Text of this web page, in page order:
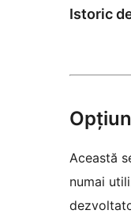
Istoric
Această
numai